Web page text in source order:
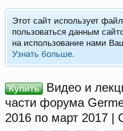
Этот сайт использует
пользоваться данным
на использование нами
Узнать больше.
Купить
Видео и
части форума
2016 по март 2017 |